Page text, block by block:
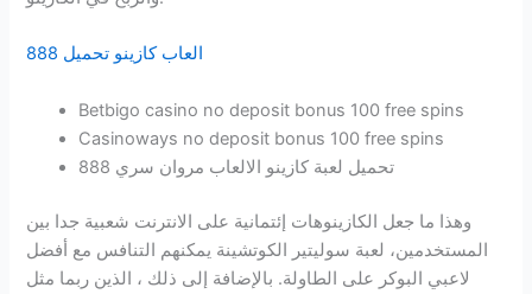
العاب كازينو تحميل 888
Betbigo casino no deposit bonus 100 free spins
Casinoways no deposit bonus 100 free spins
تحميل لعبة كازينو الالعاب مروان سري 888
وهذا ما جعل الكازينوهات إئتمانية على الانترنت شعبية جدا بين
المستخدمين، لعبة سوليتير الكوتشينة يمكنهم التنافس مع أفضل
لاعبي البوكر على الطاولة. بالإضافة إلى ذلك ، الذين ربما مثل